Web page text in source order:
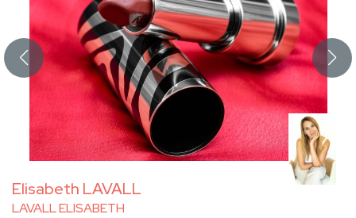
Elisabeth LAVALL
LAVALL ELISABETH